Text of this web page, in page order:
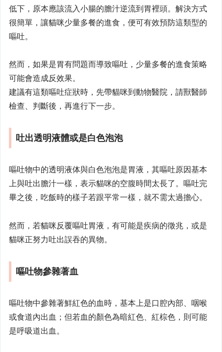
低下，原本應該流入小腸的膽汁逆流到胃裡頭。解決方式
很簡單，讓貓咪少量多餐的進食，便可有效預防這類型的
嘔吐。
然而，如果是胃有問題而導致嘔吐，少量多餐的進食策略
可能會造成反效果。
建議有這類嘔吐症狀時，先帶貓咪到動物醫院，請獸醫師
檢查、判斷後，再進行下一步。
吐出透明液體或是白色泡泡
嘔吐物中的透明液体與白色泡泡是胃液，其嘔吐原因基本
上與吐出膽汁一樣，表示貓咪的空腹時間太長了。嘔吐完
畢之後，吃飯時的樣子若跟平常一樣，就不需太過擔心。
然而，若貓咪反覆嘔吐胃液，有可能是疾病的徵兆，或是
貓咪正努力吐出誤吞的異物。
嘔吐物參雜著血
嘔吐物中參雜著鮮紅色的血時，基本上是口腔內部、咽喉
或食道內出血；但若血的顏色為暗紅色、紅棕色，則可能
是呼吸道出血。